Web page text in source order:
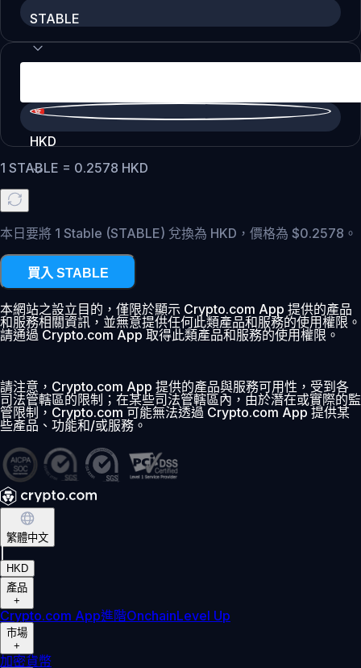
STABLE
HKD
1 STABLE = 0.2578 HKD
本日要將 1 Stable (STABLE) 兌換為 HKD，價格為 $0.2578。
買入 STABLE
本網站之設立目的，僅限於顯示 Crypto.com App 提供的產品
和服務相關資訊，並無意提供任何此類產品和服務的使用權限。
請通過 Crypto.com App 取得此類產品和服務的使用權限。
請注意，Crypto.com App 提供的產品與服務可用性，受到各
司法管轄區的限制；在某些司法管轄區內，由於潛在或實際的監
管限制，Crypto.com 可能無法透過 Crypto.com App 提供某
些產品、功能和/或服務。
繁體中文
HKD
產品
+
Crypto.com App進階OnchainLevel Up
市場
+
加密貨幣